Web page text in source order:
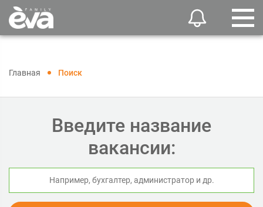
Главная Поиск
Введите название
вакансии: